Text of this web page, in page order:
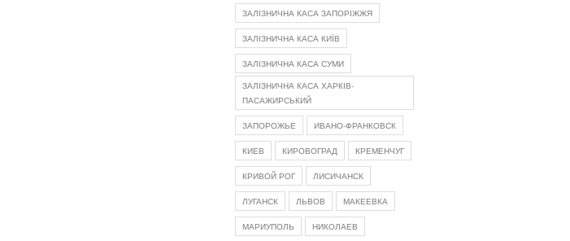
ЗАЛІЗНИЧНА КАСА ЗАПОРІЖЖЯ
ЗАЛІЗНИЧНА КАСА КИЇВ
ЗАЛІЗНИЧНА КАСА СУМИ
ЗАЛІЗНИЧНА КАСА ХАРКІВ-
ПАСАЖИРСЬКИЙ
ЗАПОРОЖЬЕ ИВАНО-ФРАНКОВСК
КИЕВ КИРОВОГРАД КРЕМЕНЧУГ
КРИВОЙ РОГ ЛИСИЧАНСК
ЛУГАНСК ЛЬВОВ МАКЕЕВКА
МАРИУПОЛЬ НИКОЛАЕВ